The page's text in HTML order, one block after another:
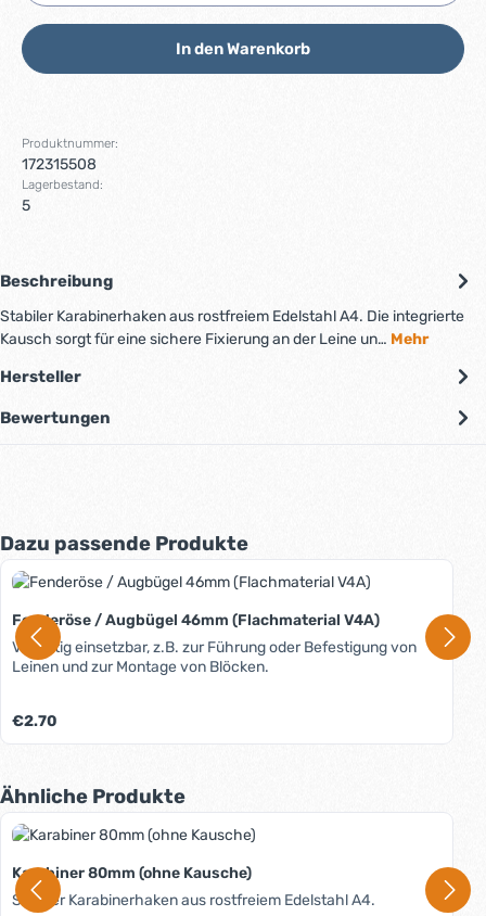
In den Warenkorb
Produktnummer:
172315508
Lagerbestand:
5
Beschreibung
Stabiler Karabinerhaken aus rostfreiem Edelstahl A4. Die integrierte
Kausch sorgt für eine sichere Fixierung an der Leine un… Mehr
Hersteller
Bewertungen
Produktgalerie überspringen
Dazu passende Produkte
Fenderöse / Augbügel 46mm (Flachmaterial V4A)
Vielfältig einsetzbar, z.B. zur Führung oder Befestigung von
Leinen und zur Montage von Blöcken.
Regulärer Preis:
€2.70
Produktgalerie überspringen
Ähnliche Produkte
Karabiner 80mm (ohne Kausche)
Stabiler Karabinerhaken aus rostfreiem Edelstahl A4.